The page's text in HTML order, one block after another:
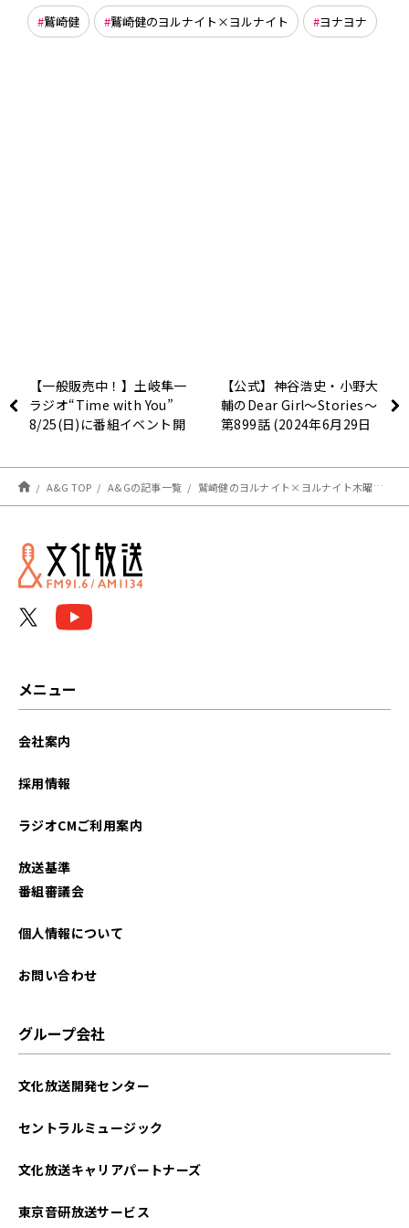
鷲崎健 鷲崎健のヨルナイト×ヨルナイト ヨナヨナ
【一般販売中！】土岐隼一
ラジオ“Time with You”
8/25(日)に番組イベント開
【公式】神谷浩史・小野大
輔のDear Girl〜Stories〜
第899話 (2024年6月29日
A&G TOP A&Gの記事一覧 鷲崎健のヨルナイト×ヨルナイト木曜日！ #１７１２レポート
メニュー
会社案内
採用情報
ラジオCMご利用案内
放送基準
番組審議会
個人情報について
お問い合わせ
グループ会社
文化放送開発センター
セントラルミュージック
文化放送キャリアパートナーズ
東京音研放送サービス